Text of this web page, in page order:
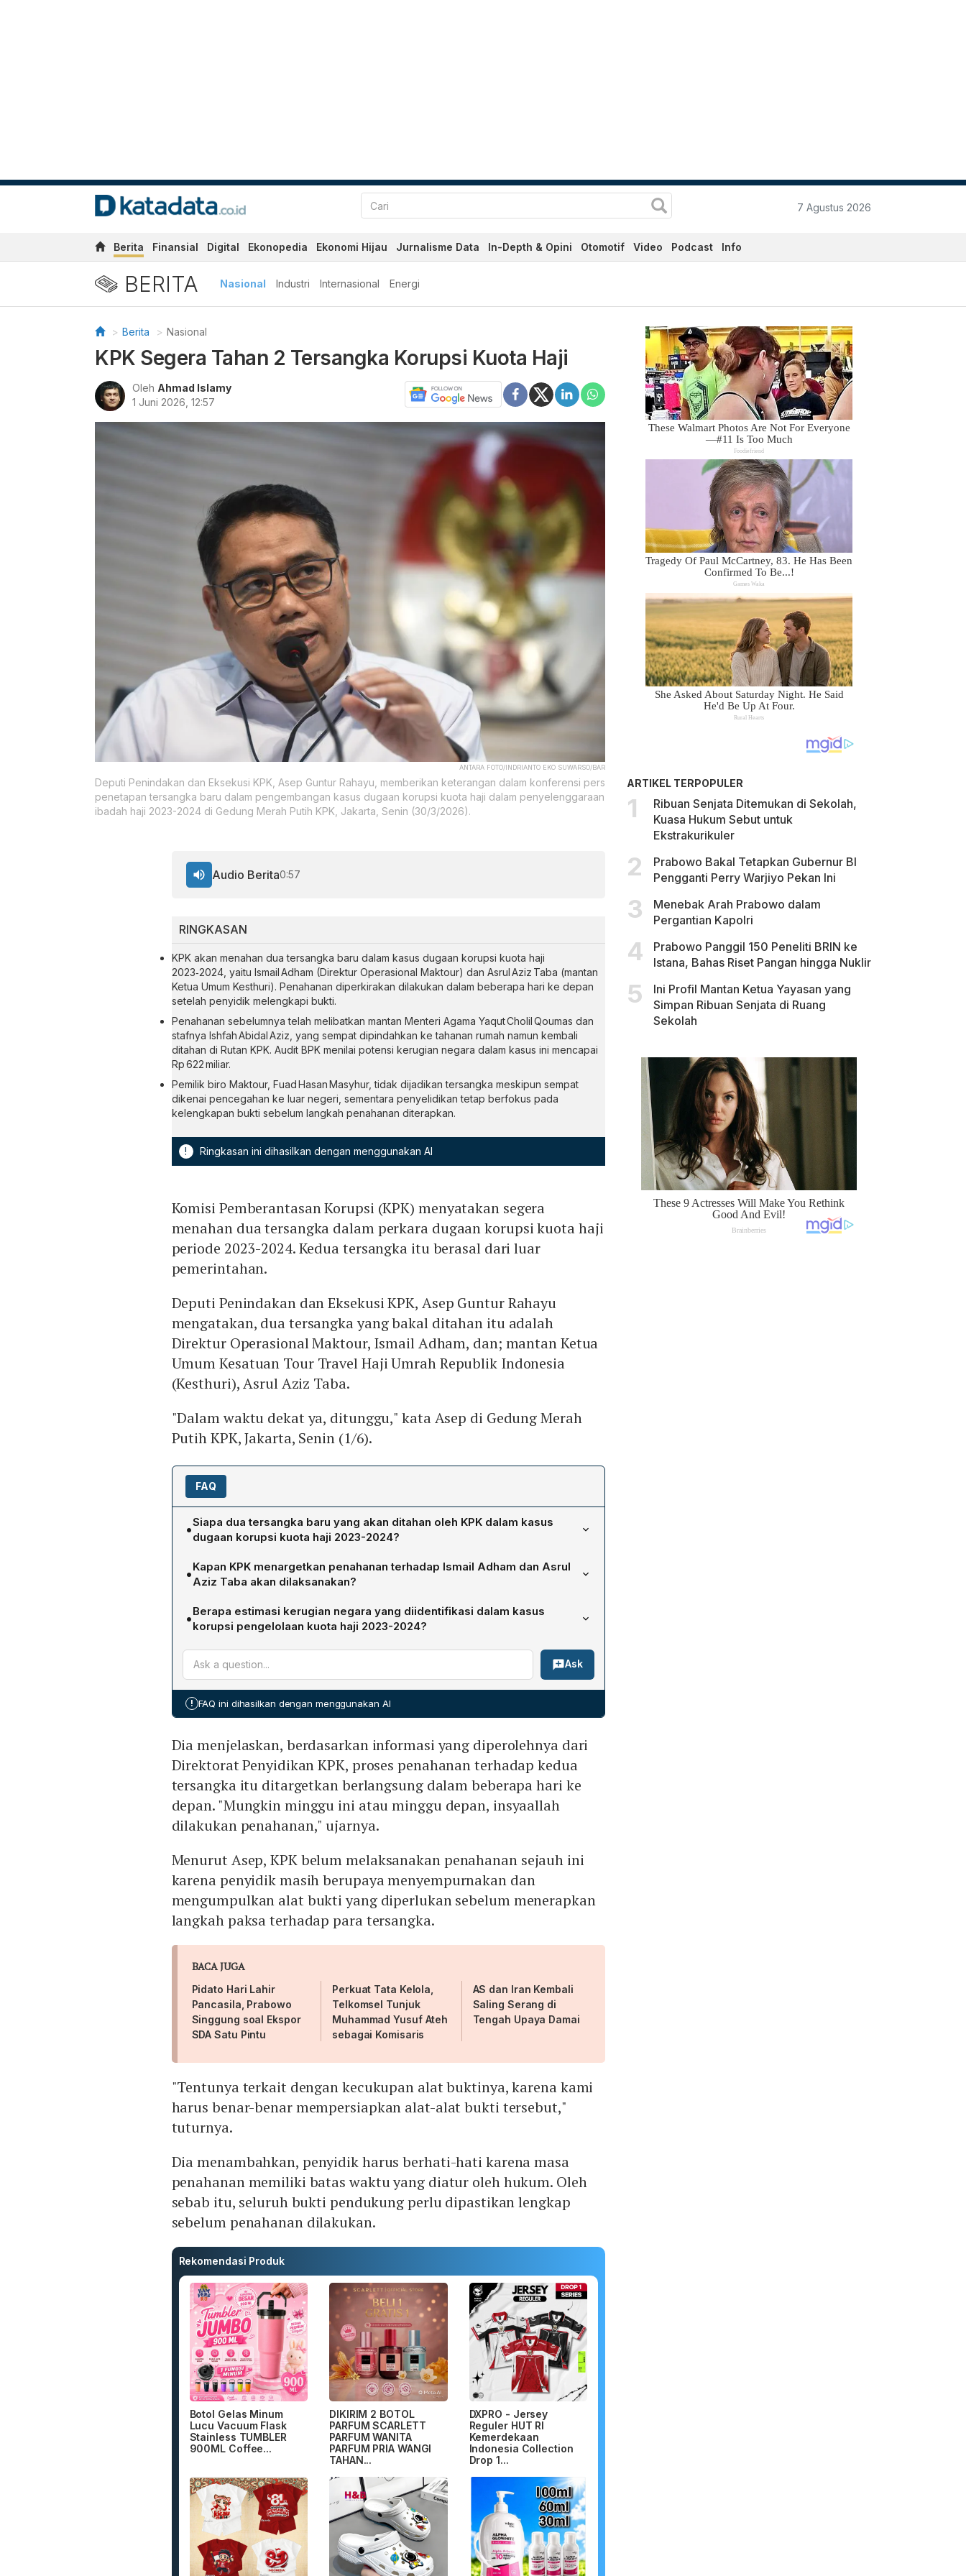
7 Agustus 2026
Berita Finansial Digital Ekonopedia Ekonomi Hijau Jurnalisme Data In-Depth & Opini Otomotif Video Podcast Info
BERITA Nasional Industri Internasional Energi
Berita Nasional
KPK Segera Tahan 2 Tersangka Korupsi Kuota Haji
Oleh Ahmad Islamy
1 Juni 2026, 12:57
ANTARA FOTO/INDRIANTO EKO SUWARSO/BAR
Deputi Penindakan dan Eksekusi KPK, Asep Guntur Rahayu, memberikan keterangan dalam konferensi pers
penetapan tersangka baru dalam pengembangan kasus dugaan korupsi kuota haji dalam penyelenggaraan
ibadah haji 2023-2024 di Gedung Merah Putih KPK, Jakarta, Senin (30/3/2026).
RINGKASAN
KPK akan menahan dua tersangka baru dalam kasus dugaan korupsi kuota haji
2023‑2024, yaitu Ismail Adham (Direktur Operasional Maktour) dan Asrul Aziz Taba (mantan
Ketua Umum Kesthuri). Penahanan diperkirakan dilakukan dalam beberapa hari ke depan
setelah penyidik melengkapi bukti.
Penahanan sebelumnya telah melibatkan mantan Menteri Agama Yaqut Cholil Qoumas dan
stafnya Ishfah Abidal Aziz, yang sempat dipindahkan ke tahanan rumah namun kembali
ditahan di Rutan KPK. Audit BPK menilai potensi kerugian negara dalam kasus ini mencapai
Rp 622 miliar.
Pemilik biro Maktour, Fuad Hasan Masyhur, tidak dijadikan tersangka meskipun sempat
dikenai pencegahan ke luar negeri, sementara penyelidikan tetap berfokus pada
kelengkapan bukti sebelum langkah penahanan diterapkan.
! Ringkasan ini dihasilkan dengan menggunakan AI
Audio Berita0:57
Komisi Pemberantasan Korupsi (KPK) menyatakan segera
menahan dua tersangka dalam perkara dugaan korupsi kuota haji
periode 2023-2024. Kedua tersangka itu berasal dari luar
pemerintahan.
Deputi Penindakan dan Eksekusi KPK, Asep Guntur Rahayu
mengatakan, dua tersangka yang bakal ditahan itu adalah
Direktur Operasional Maktour, Ismail Adham, dan; mantan Ketua
Umum Kesatuan Tour Travel Haji Umrah Republik Indonesia
(Kesthuri), Asrul Aziz Taba.
"Dalam waktu dekat ya, ditunggu," kata Asep di Gedung Merah
Putih KPK, Jakarta, Senin (1/6).
FAQ
•Siapa dua tersangka baru yang akan ditahan oleh KPK dalam kasus
dugaan korupsi kuota haji 2023-2024?
Kedua tersangka baru yang akan ditahan adalah Ismail Adham, Direktur Operasional
Maktour, serta Asrul Aziz Taba, mantan Ketua Umum Kesatuan Tour Travel Haji
•Kapan KPK menargetkan penahanan terhadap Ismail Adham dan Asrul
Aziz Taba akan dilaksanakan?
Deputi Penindakan dan Eksekusi KPK, Asep Guntur Rahayu, menyatakan bahwa
penahanan diperkirakan akan dilakukan dalam beberapa hari ke depan,
kemungkinan pada minggu ini atau minggu depan, setelah penyidik
menyempurnakan dan mengumpulkan alat bukti yang diperlukan.
•Berapa estimasi kerugian negara yang diidentifikasi dalam kasus
korupsi pengelolaan kuota haji 2023-2024?
Berdasarkan hasil audit Badan Pemeriksa Keuangan yang diterima KPK pada 27
Februari, dugaan kerugian negara dalam perkara tersebut mencapai sekitar Rp 622
miliar.
Ask
! FAQ ini dihasilkan dengan menggunakan AI
Dia menjelaskan, berdasarkan informasi yang diperolehnya dari
Direktorat Penyidikan KPK, proses penahanan terhadap kedua
tersangka itu ditargetkan berlangsung dalam beberapa hari ke
depan. "Mungkin minggu ini atau minggu depan, insyaallah
dilakukan penahanan," ujarnya.
Menurut Asep, KPK belum melaksanakan penahanan sejauh ini
karena penyidik masih berupaya menyempurnakan dan
mengumpulkan alat bukti yang diperlukan sebelum menerapkan
langkah paksa terhadap para tersangka.
BACA JUGA
Pidato Hari Lahir
Pancasila, Prabowo
Singgung soal Ekspor
SDA Satu Pintu
Perkuat Tata Kelola,
Telkomsel Tunjuk
Muhammad Yusuf Ateh
sebagai Komisaris
AS dan Iran Kembali
Saling Serang di
Tengah Upaya Damai
"Tentunya terkait dengan kecukupan alat buktinya, karena kami
harus benar-benar mempersiapkan alat-alat bukti tersebut,"
tuturnya.
Dia menambahkan, penyidik harus berhati-hati karena masa
penahanan memiliki batas waktu yang diatur oleh hukum. Oleh
sebab itu, seluruh bukti pendukung perlu dipastikan lengkap
sebelum penahanan dilakukan.
Rekomendasi Produk
Botol Gelas Minum
Lucu Vacuum Flask
Stainless TUMBLER
900ML Coffee...
DIKIRIM 2 BOTOL
PARFUM SCARLETT
PARFUM WANITA
PARFUM PRIA WANGI
TAHAN...
DXPRO - Jersey
Reguler HUT RI
Kemerdekaan
Indonesia Collection
Drop 1...
ARTIKEL TERPOPULER
Ribuan Senjata Ditemukan di Sekolah,
Kuasa Hukum Sebut untuk
Ekstrakurikuler
Prabowo Bakal Tetapkan Gubernur BI
Pengganti Perry Warjiyo Pekan Ini
Menebak Arah Prabowo dalam
Pergantian Kapolri
Prabowo Panggil 150 Peneliti BRIN ke
Istana, Bahas Riset Pangan hingga Nuklir
Ini Profil Mantan Ketua Yayasan yang
Simpan Ribuan Senjata di Ruang
Sekolah